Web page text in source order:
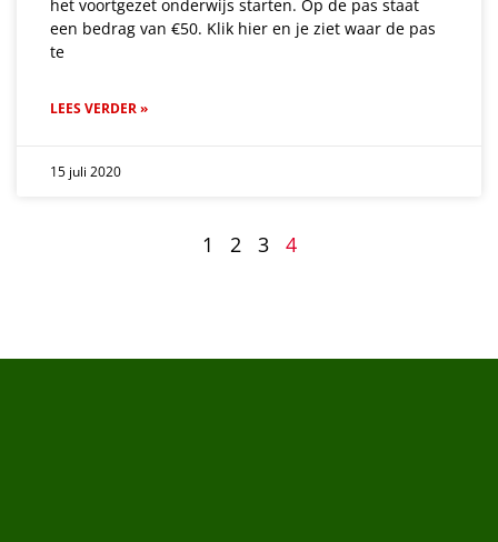
het voortgezet onderwijs starten. Op de pas staat
een bedrag van €50. Klik hier en je ziet waar de pas
te
LEES VERDER »
15 juli 2020
1 2 3 4